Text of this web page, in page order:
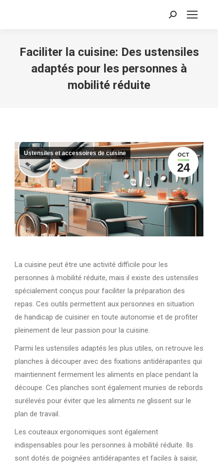
Recherche
Faciliter la cuisine: Des ustensiles
adaptés pour les personnes à
mobilité réduite
OCT
24
Ustensiles et accessoires de cuisine
La cuisine peut être une activité difficile pour les
personnes à mobilité réduite, mais il existe des ustensiles
spécialement conçus pour faciliter la préparation des
repas. Ces outils permettent aux personnes en situation
de handicap de cuisiner en toute autonomie et de profiter
pleinement de leur passion pour la cuisine.
Parmi les ustensiles adaptés les plus utiles, on retrouve les
planches à découper avec des fixations antidérapantes qui
maintiennent fermement les aliments en place pendant la
découpe. Ces planches sont également munies de rebords
surélevés pour éviter que les aliments ne glissent sur le
plan de travail.
Les couteaux ergonomiques sont également
indispensables pour les personnes à mobilité réduite. Ils
sont dotés de poignées antidérapantes et faciles à saisir,